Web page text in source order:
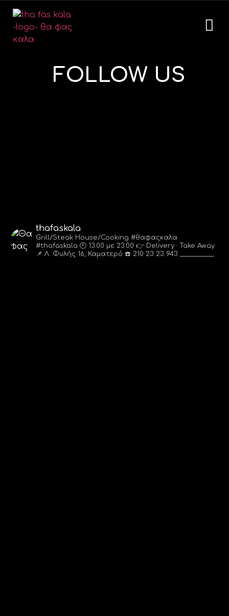
FOLLOW US
thafaskala
Grill/Steak House/Cooking #θαφαςκαλα
#thafaskala 🕙 13:00 με 23:00 👉 Delivery · Take Away
📌 Λ. Φυλής 16, Καματερό ☎️ 210 23 23 943